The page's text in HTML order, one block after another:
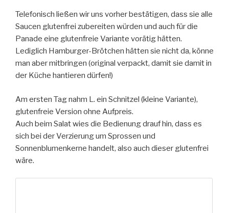
Telefonisch ließen wir uns vorher bestätigen, dass sie alle
Saucen glutenfrei zubereiten würden und auch für die
Panade eine glutenfreie Variante vorätig hätten.
Lediglich Hamburger-Brötchen hätten sie nicht da, könne
man aber mitbringen (original verpackt, damit sie damit in
der Küche hantieren dürfen!)
Am ersten Tag nahm L. ein Schnitzel (kleine Variante),
glutenfreie Version ohne Aufpreis.
Auch beim Salat wies die Bedienung drauf hin, dass es
sich bei der Verzierung um Sprossen und
Sonnenblumenkerne handelt, also auch dieser glutenfrei
wäre.